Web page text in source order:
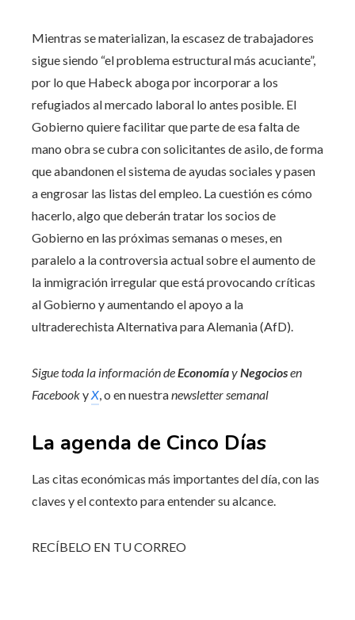
Mientras se materializan, la escasez de trabajadores
sigue siendo “el problema estructural más acuciante”,
por lo que Habeck aboga por incorporar a los
refugiados al mercado laboral lo antes posible. El
Gobierno quiere facilitar que parte de esa falta de
mano obra se cubra con solicitantes de asilo, de forma
que abandonen el sistema de ayudas sociales y pasen
a engrosar las listas del empleo. La cuestión es cómo
hacerlo, algo que deberán tratar los socios de
Gobierno en las próximas semanas o meses, en
paralelo a la controversia actual sobre el aumento de
la inmigración irregular que está provocando críticas
al Gobierno y aumentando el apoyo a la
ultraderechista Alternativa para Alemania (AfD).
Sigue toda la información deEconomíayNegociosen
FacebookyX, o en nuestranewsletter semanal
La agenda de Cinco Días
Las citas económicas más importantes del día, con las
claves y el contexto para entender su alcance.
RECÍBELO EN TU CORREO